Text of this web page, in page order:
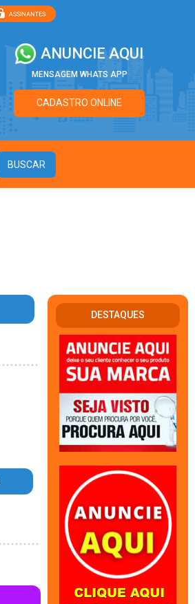
ANUNCIE AQUI
MENSAGEM WHATS APP
CADASTRO ONLINE
DESTAQUES